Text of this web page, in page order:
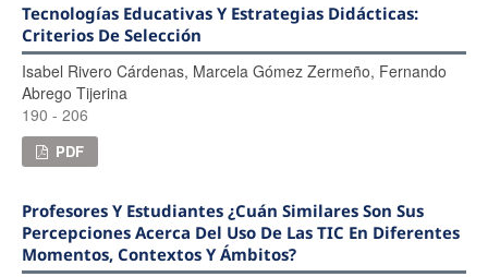
Tecnologías Educativas Y Estrategias Didácticas:
Criterios De Selección
Isabel Rivero Cárdenas, Marcela Gómez Zermeño, Fernando
Abrego Tijerina
190 - 206
PDF
Profesores Y Estudiantes ¿cuán Similares Son Sus
Percepciones Acerca Del Uso De Las TIC En Diferentes
Momentos, Contextos Y Ámbitos?